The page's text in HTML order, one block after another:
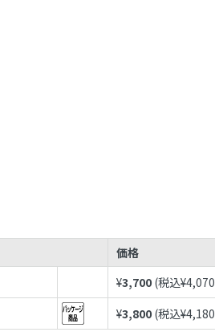
価格
¥3,700 (税込¥4,070
¥3,800 (税込¥4,180